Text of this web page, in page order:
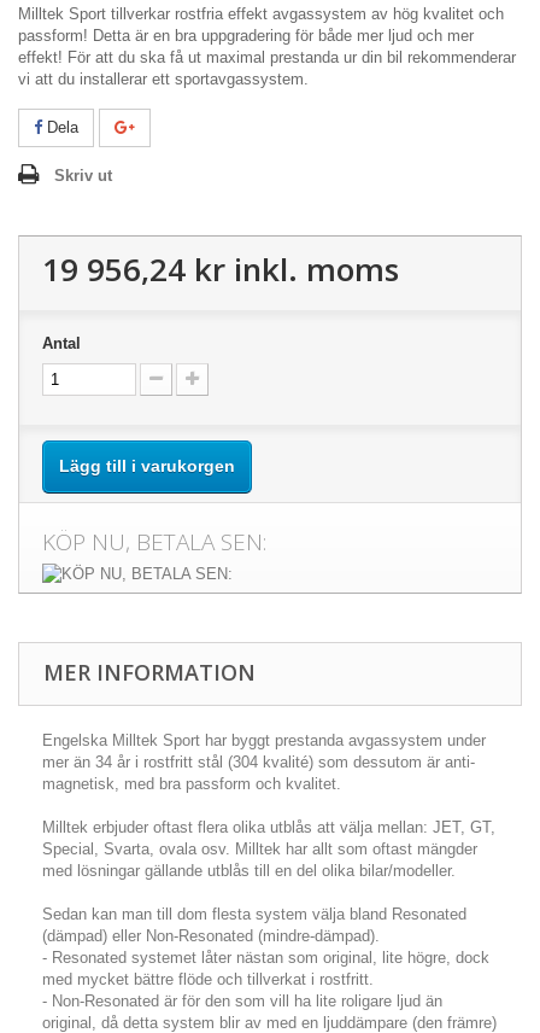
Milltek Sport tillverkar rostfria effekt avgassystem av hög kvalitet och
passform! Detta är en bra uppgradering för både mer ljud och mer
effekt! För att du ska få ut maximal prestanda ur din bil rekommenderar
vi att du installerar ett sportavgassystem.
Dela
Skriv ut
19 956,24 kr inkl. moms
Antal
Lägg till i varukorgen
KÖP NU, BETALA SEN:
MER INFORMATION
Engelska Milltek Sport har byggt prestanda avgassystem under
mer än 34 år i rostfritt stål (304 kvalité) som dessutom är anti-
magnetisk, med bra passform och kvalitet.
Milltek erbjuder oftast flera olika utblås att välja mellan: JET, GT,
Special, Svarta, ovala osv. Milltek har allt som oftast mängder
med lösningar gällande utblås till en del olika bilar/modeller.
Sedan kan man till dom flesta system välja bland Resonated
(dämpad) eller Non-Resonated (mindre-dämpad).
- Resonated systemet låter nästan som original, lite högre, dock
med mycket bättre flöde och tillverkat i rostfritt.
- Non-Resonated är för den som vill ha lite roligare ljud än
original, då detta system blir av med en ljuddämpare (den främre)